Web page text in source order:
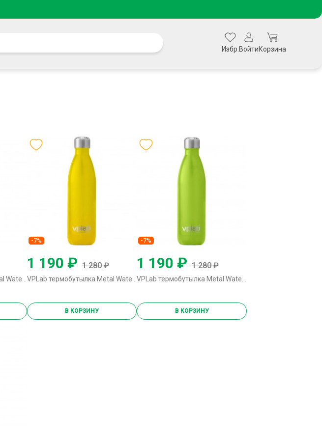
Избр. ВойтиКорзина
-7%
1 190 ₽ 1 280 ₽
В КОРЗИНУ
-7%
1 190 ₽ 1 280 ₽
В КОРЗИНУ